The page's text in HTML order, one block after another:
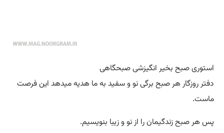
استوری صبح بخیر انگیزشی صبحگاهی
دفتر روزگار هر صبح برگی نو و سفید به ما هدیه میدهد این فرصت
ماست.
پس هر صبح زندگیمان را از نو و زیبا بنویسیم.